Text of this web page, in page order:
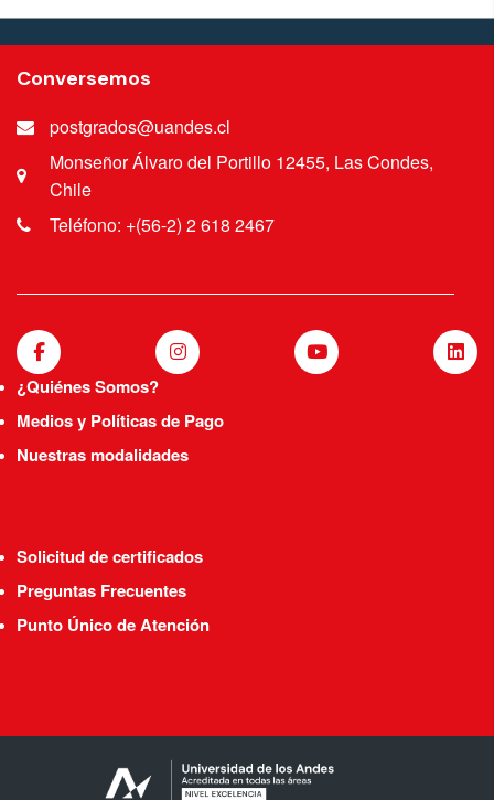
Conversemos
postgrados@uandes.cl
Monseñor Álvaro del Portillo 12455, Las Condes,
Chile
Teléfono: +(56-2) 2 618 2467
¿Quiénes Somos?
Medios y Políticas de Pago
Nuestras modalidades
Solicitud de certificados
Preguntas Frecuentes
Punto Único de Atención